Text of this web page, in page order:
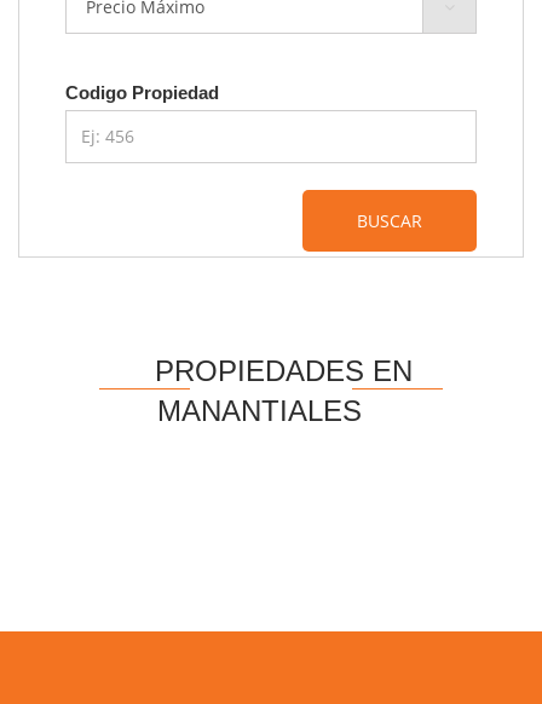
Codigo Propiedad
BUSCAR
PROPIEDADES EN
MANANTIALES